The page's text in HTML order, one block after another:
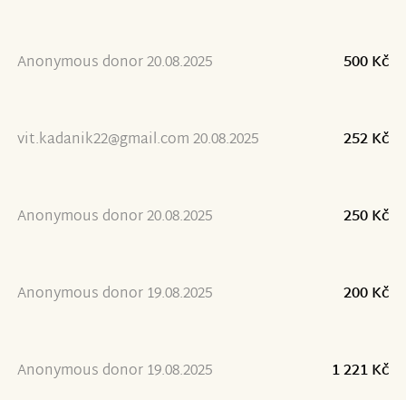
Anonymous donor 20.08.2025 500 Kč
vit.kadanik22@gmail.com 20.08.2025 252 Kč
Anonymous donor 20.08.2025 250 Kč
Anonymous donor 19.08.2025 200 Kč
Anonymous donor 19.08.2025 1 221 Kč